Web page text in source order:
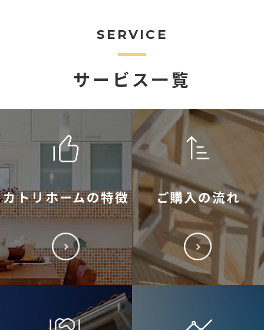
SERVICE
サービス一覧
カトリホームの特徴 ご購入の流れ